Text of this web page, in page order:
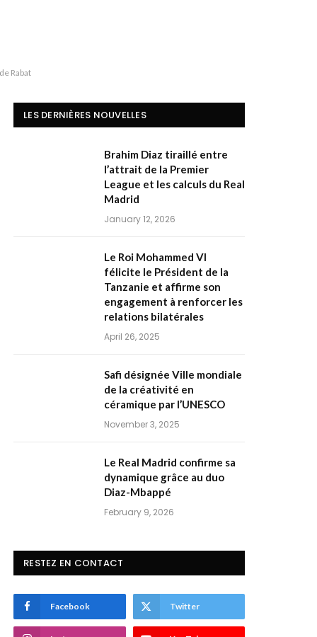
Rabat
LES DERNIÈRES NOUVELLES
Brahim Diaz tiraillé entre
l’attrait de la Premier
League et les calculs du Real
Madrid
January 12, 2026
Le Roi Mohammed VI
félicite le Président de la
Tanzanie et affirme son
engagement à renforcer les
relations bilatérales
April 26, 2025
Safi désignée Ville mondiale
de la créativité en
céramique par l’UNESCO
November 3, 2025
Le Real Madrid confirme sa
dynamique grâce au duo
Diaz-Mbappé
February 9, 2026
RESTEZ EN CONTACT
Facebook Twitter